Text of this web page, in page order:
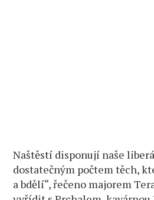
Naštěstí disponují naše
dostatečným počtem těch,
a bdělí“, řečeno majorem